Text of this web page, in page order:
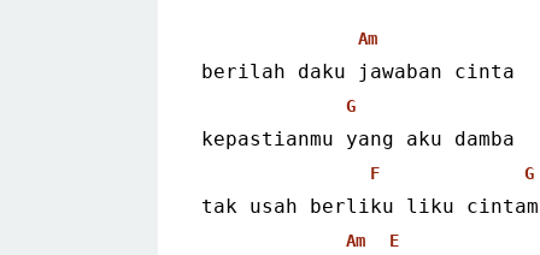
Am
berilah daku jawaban cinta
G
kepastianmu yang aku damba
F G
tak usah berliku liku
Am E